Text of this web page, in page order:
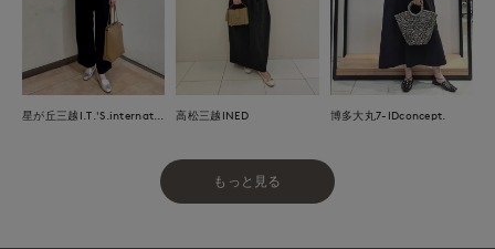
高松三越INED 博多大丸7-IDconcept.
もっと見る